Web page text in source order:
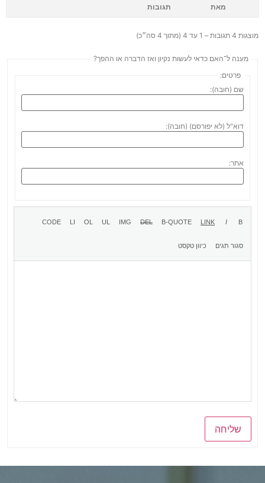
מאת תגובות
מוצגות 4 תגובות – 1 עד 4 (מתוך 4 סה״כ)
מענה ל־האם כדאי לעשות נקיון ואז הדברה או ההפך?
פרטים:
שם (חובה):
דוא"ל (לא יפורסם) (חובה):
אתר:
שליחה